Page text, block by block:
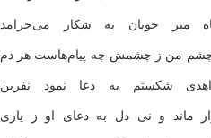
میر خوبان به شكار می‌خرامد
چشم من ز چشمش چه پیام‌هاست هر دم
شكستم به دعا نمود نفرین
ماند و نی دل به دعای او ز یاری